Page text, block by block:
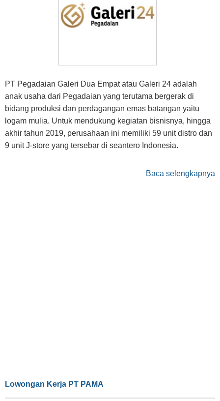
PT Pegadaian Galeri Dua Empat atau Galeri 24 adalah
anak usaha dari Pegadaian yang terutama bergerak di
bidang produksi dan perdagangan emas batangan yaitu
logam mulia. Untuk mendukung kegiatan bisnisnya, hingga
akhir tahun 2019, perusahaan ini memiliki 59 unit distro dan
9 unit J-store yang tersebar di seantero Indonesia.
Baca selengkapnya
Lowongan Kerja PT PAMA